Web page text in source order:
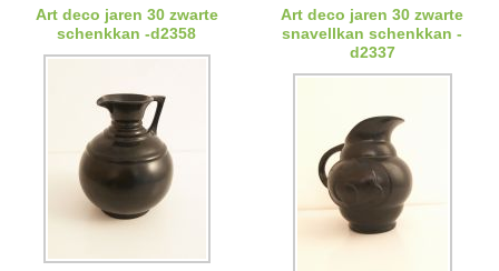
Art deco jaren 30 zwarte
schenkkan -d2358
Art deco jaren 30 zwarte
snavellkan schenkkan -
d2337